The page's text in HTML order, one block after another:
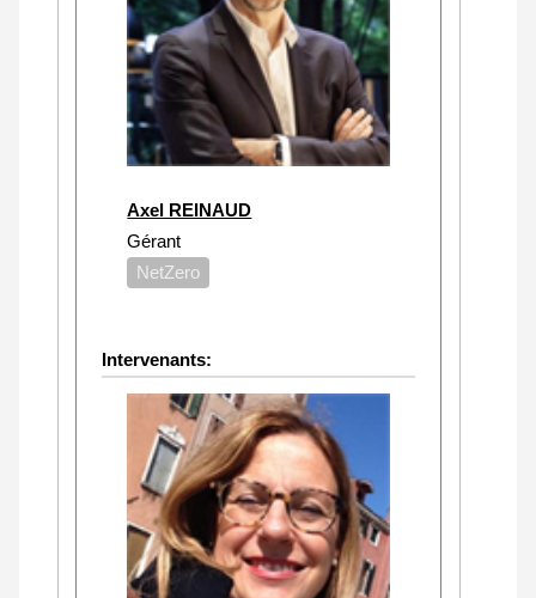
Axel REINAUD
Gérant
NetZero
Intervenants: